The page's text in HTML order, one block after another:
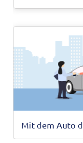
Mit dem Auto